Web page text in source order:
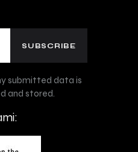
submitted data is
and stored.